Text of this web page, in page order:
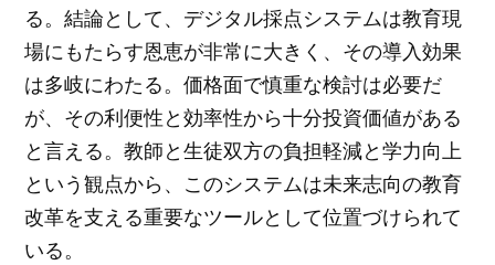
る。結論として、デジタル採点システムは教育現
場にもたらす恩恵が非常に大きく、その導入効果
は多岐にわたる。価格面で慎重な検討は必要だ
が、その利便性と効率性から十分投資価値がある
と言える。教師と生徒双方の負担軽減と学力向上
という観点から、このシステムは未来志向の教育
改革を支える重要なツールとして位置づけられて
いる。